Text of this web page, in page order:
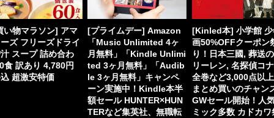
[プライムデー] Amazon
「Music Unlimited 4ヶ
月無料」「Kindle Unlimi
ted 3ヶ月無料」「Audib
le 3ヶ月無料」キャンペ
ーン実施中！Kindle本半
額セール HUNTER×HUN
TERなど集英社、無職転
[Kinled本] 小学館 少
画50%OFFクーポン
り！日本三國, 葬送
リーレン, 名探偵コ
全巻など3,000点以
まとめ買いのチャン
GWセール開始！人
ミック多数 カドカワ
い物マラソン] アマ
ズ フリーズドライ
スープ 詰め合わ
食 訳あり 4,780円
超激安特価